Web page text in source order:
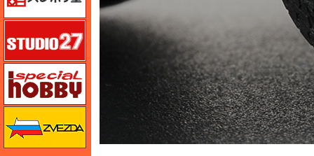
スタジオ27・タブデザイン
ズベズダ（Zvezda）